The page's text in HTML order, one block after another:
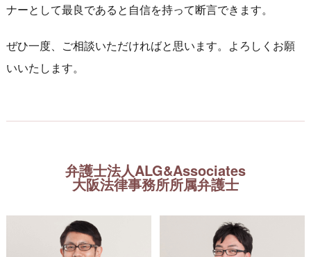
ナーとして最良であると自信を持って断言できます。
ぜひ一度、ご相談いただければと思います。よろしくお願
いいたします。
弁護士法人ALG&Associates
大阪法律事務所所属弁護士